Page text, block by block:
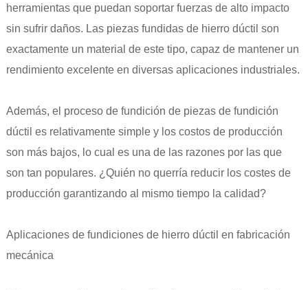
herramientas que puedan soportar fuerzas de alto impacto
sin sufrir daños. Las piezas fundidas de hierro dúctil son
exactamente un material de este tipo, capaz de mantener un
rendimiento excelente en diversas aplicaciones industriales.
Además, el proceso de fundición de piezas de fundición
dúctil es relativamente simple y los costos de producción
son más bajos, lo cual es una de las razones por las que
son tan populares. ¿Quién no querría reducir los costes de
producción garantizando al mismo tiempo la calidad?
Aplicaciones de fundiciones de hierro dúctil en fabricación
mecánica